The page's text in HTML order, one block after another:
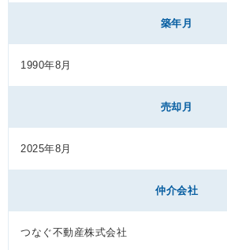
築年月
1990年8月
売却月
2025年8月
仲介会社
つなぐ不動産株式会社